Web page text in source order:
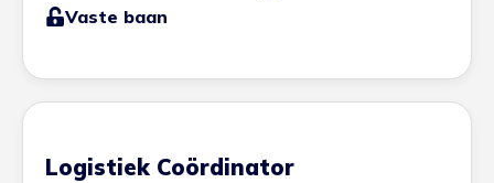
Vaste baan
Logistiek Coördinator